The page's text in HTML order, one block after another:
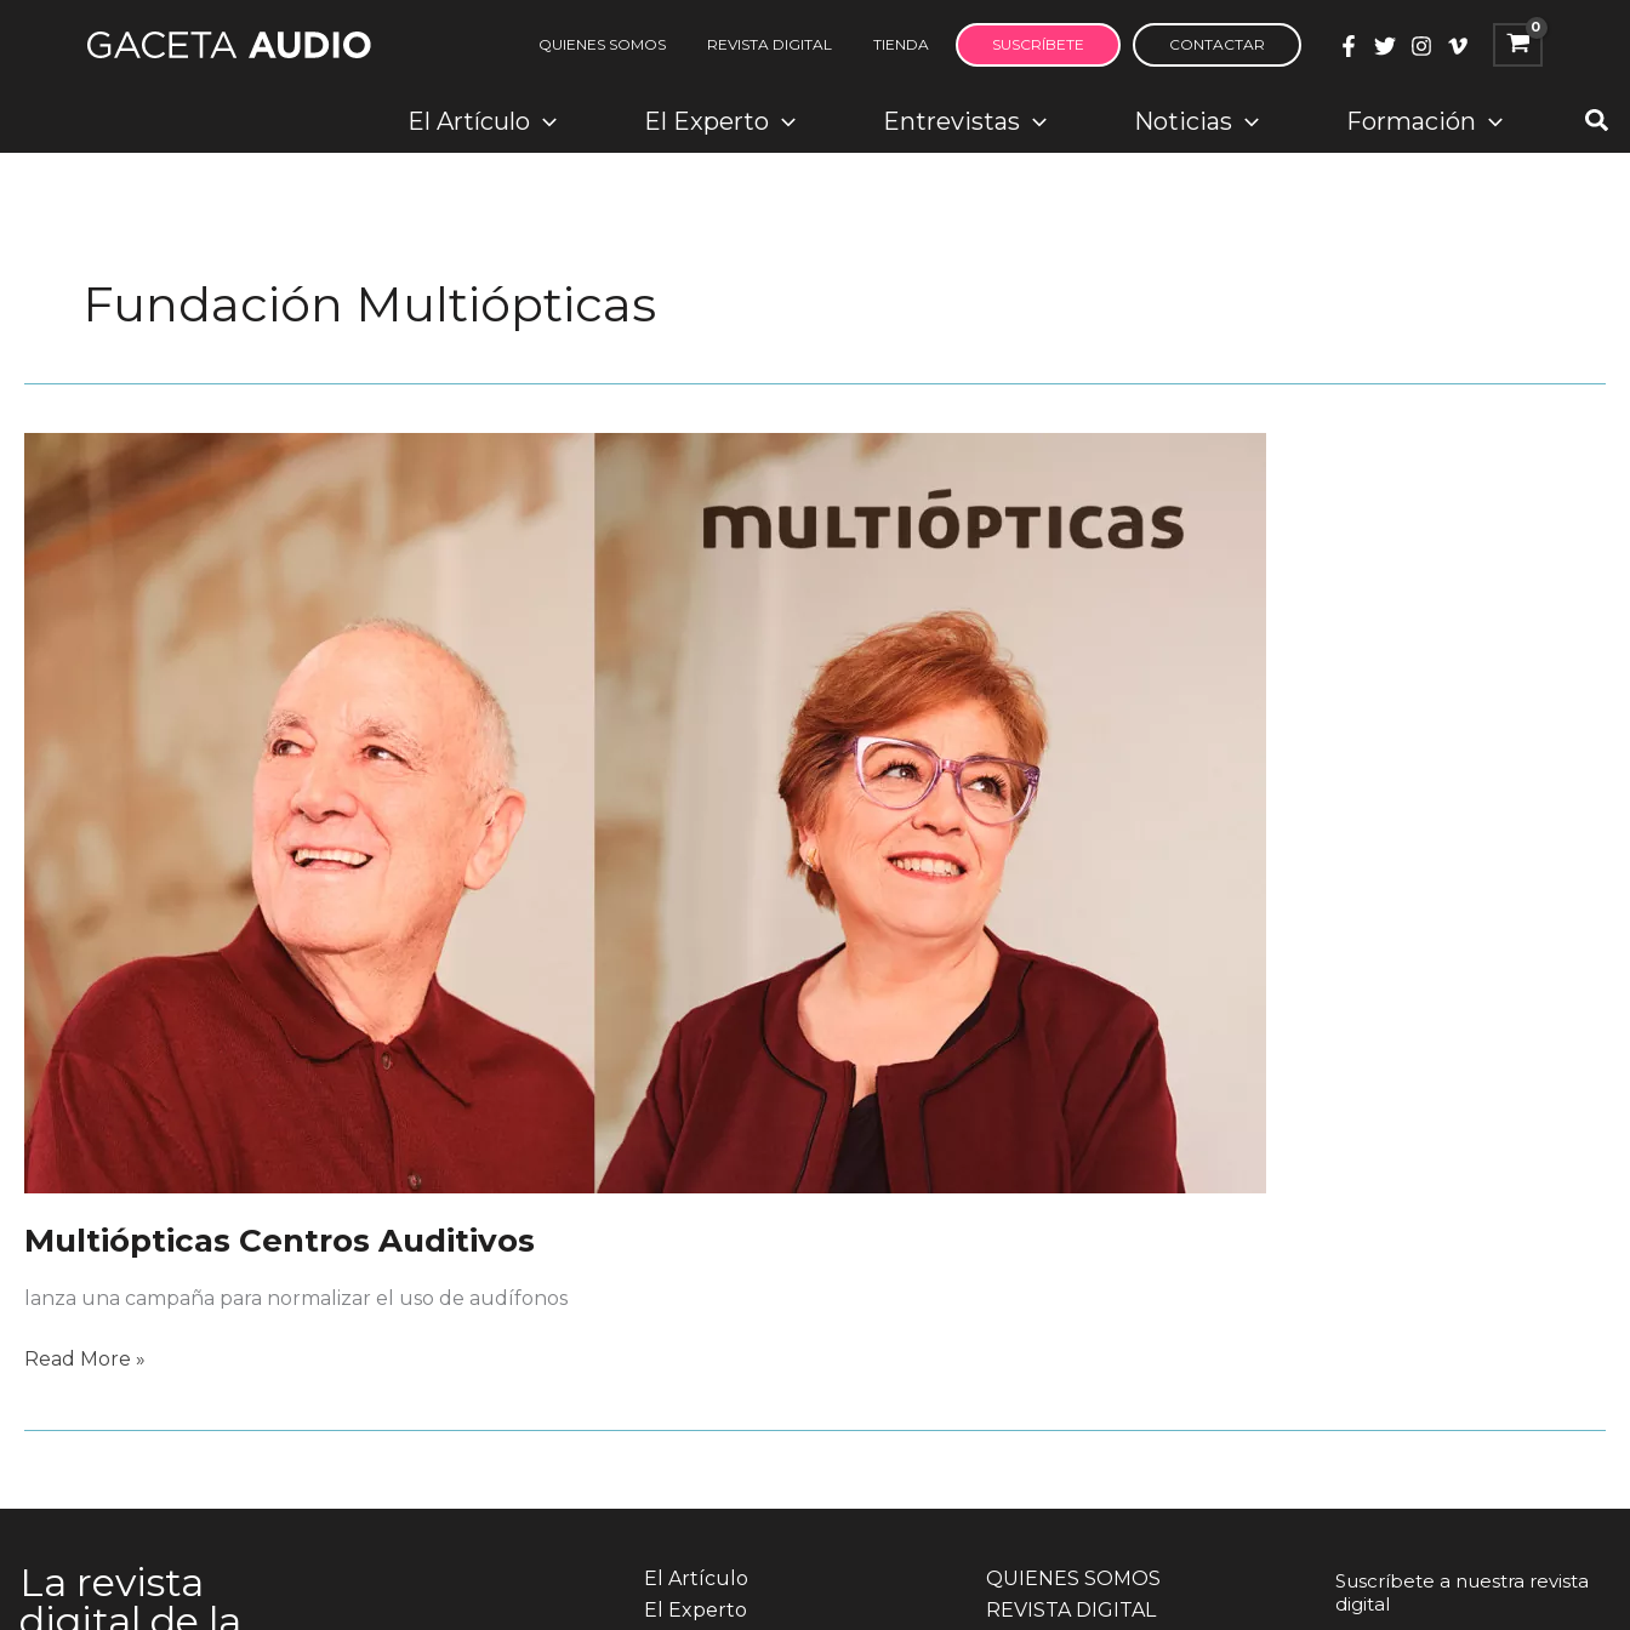
QUIENES SOMOS REVISTA DIGITAL TIENDA SUSCRÍBETE CONTACTAR
El Artículo El Experto Entrevistas Noticias Formación
Fundación Multiópticas
Multiópticas Centros Auditivos
lanza una campaña para normalizar el uso de audífonos
Multiópticas
Read More »
La revista
El Artículo
El Experto
QUIENES SOMOS
REVISTA DIGITAL
Suscríbete a nuestra revista
digital